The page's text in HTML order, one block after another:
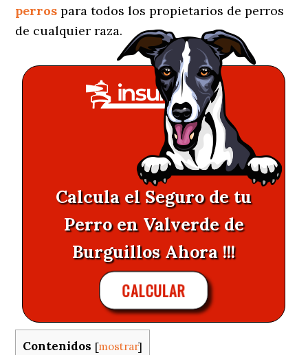
perros para todos los propietarios de perros
de cualquier raza.
Calcula el Seguro de tu
Perro en Valverde de
Burguillos Ahora !!!
CALCULAR
Contenidos [mostrar]